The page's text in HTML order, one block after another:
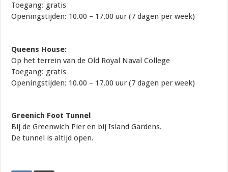
Toegang: gratis
Openingstijden: 10.00 – 17.00 uur (7 dagen per week)
Queens House:
Op het terrein van de Old Royal Naval College
Toegang: gratis
Openingstijden: 10.00 – 17.00 uur (7 dagen per week)
Greenich Foot Tunnel
Bij de Greenwich Pier en bij Island Gardens.
De tunnel is altijd open.